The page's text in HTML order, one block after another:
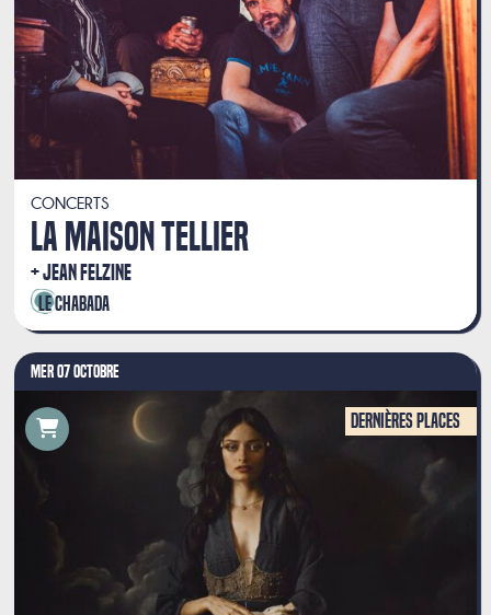
CONCERTS
LA MAISON TELLIER
JEAN FELZINE
Le Chabada
MER 07 OCTOBRE
Dernières places